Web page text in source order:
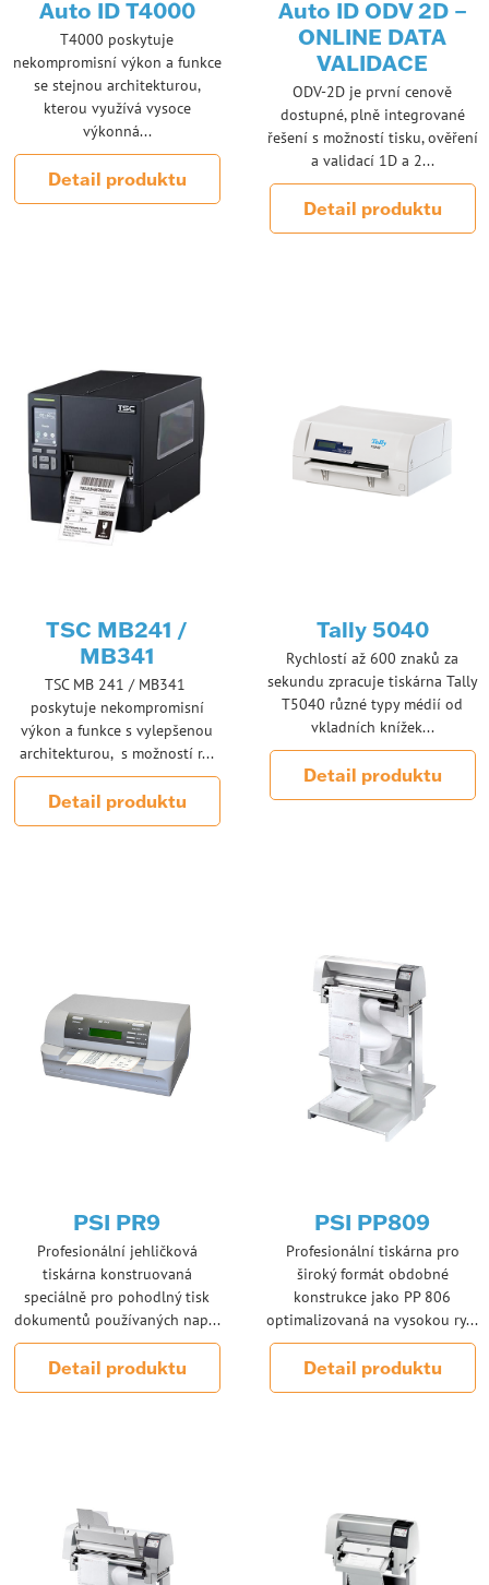
Auto ID T4000
T4000 poskytuje
nekompromisní výkon a funkce
se stejnou architekturou,
kterou využívá vysoce
výkonná...
Detail produktu
Auto ID ODV 2D –
ONLINE DATA
VALIDACE
ODV-2D je první cenově
dostupné, plně integrované
řešení s možností tisku, ověření
a validací 1D a 2...
Detail produktu
TSC MB241 /
MB341
TSC MB 241 / MB341
poskytuje nekompromisní
výkon a funkce s vylepšenou
architekturou, s možností r...
Detail produktu
Tally 5040
Rychlostí až 600 znaků za
sekundu zpracuje tiskárna Tally
T5040 různé typy médií od
vkladních knížek...
Detail produktu
PSI PR9
Profesionální jehličková
tiskárna konstruovaná
speciálně pro pohodlný tisk
dokumentů používaných nap...
Detail produktu
PSI PP809
Profesionální tiskárna pro
široký formát obdobné
konstrukce jako PP 806
optimalizovaná na vysokou ry...
Detail produktu